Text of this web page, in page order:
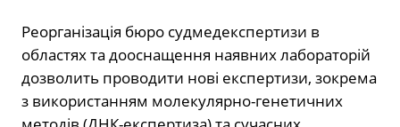
Реорганізація бюро судмедекспертизи в
областях та дооснащення наявних лабораторій
дозволить проводити нові експертизи, зокрема
з використанням молекулярно-генетичних